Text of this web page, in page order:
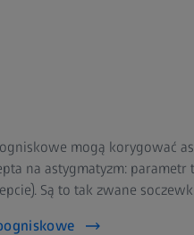
mogą korygować
na astygmatyzm: parametr
Są to tak zwane